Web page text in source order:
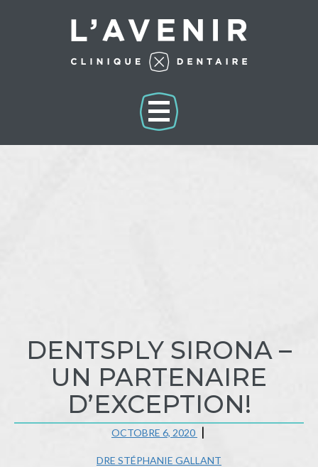
DENTSPLY SIRONA –
UN PARTENAIRE
D’EXCEPTION!
OCTOBRE 6, 2020
DRE STÉPHANIE GALLANT